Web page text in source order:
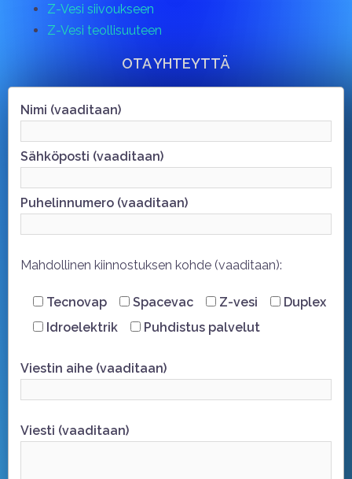
Z-Vesi siivoukseen
Z-Vesi teollisuuteen
OTA YHTEYTTÄ
Nimi (vaaditaan)
Sähköposti (vaaditaan)
Puhelinnumero (vaaditaan)
Mahdollinen kiinnostuksen kohde (vaaditaan):
Tecnovap Spacevac Z-vesi
Duplex
Idroelektrik
Puhdistus palvelut
Viestin aihe (vaaditaan)
Viesti (vaaditaan)